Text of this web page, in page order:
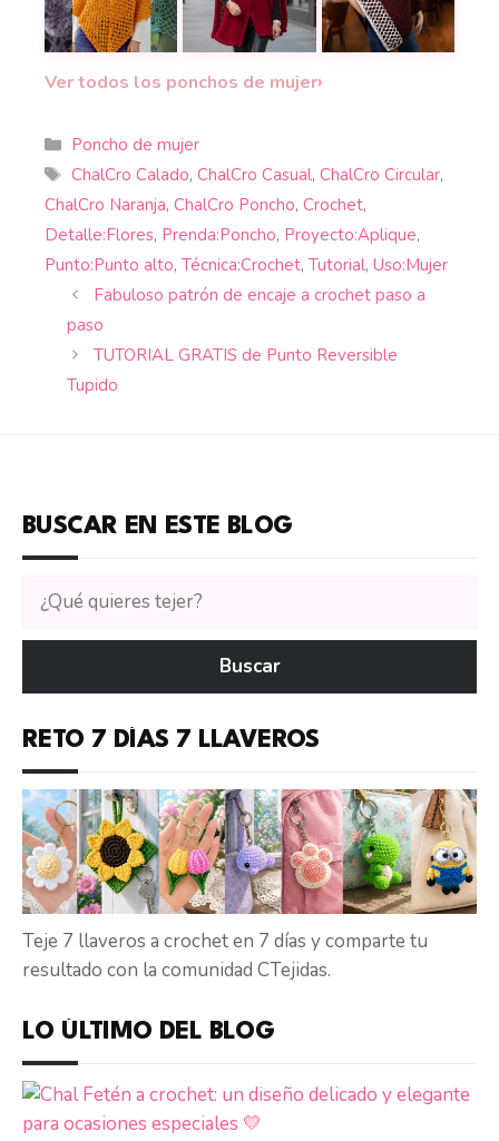
¿Cuándo vestir ponchos? 12 tutoriales de
Este poncho caperuza combina
Poncho marroquí
Ver todos los ponchos de mujer›
Categorías
Poncho de mujer
Etiquetas
ChalCro Calado, ChalCro Casual, ChalCro Circular,
ChalCro Naranja, ChalCro Poncho, Crochet,
Detalle:Flores, Prenda:Poncho, Proyecto:Aplique,
Punto:Punto alto, Técnica:Crochet, Tutorial, Uso:Mujer
Fabuloso patrón de encaje a crochet paso a
paso
TUTORIAL GRATIS de Punto Reversible
Tupido
BUSCAR EN ESTE BLOG
Buscar
tutoriales
en
Buscar
RETO 7 DÍAS 7 LLAVEROS
Teje 7 llaveros a crochet en 7 días y comparte tu
resultado con la comunidad CTejidas.
LO ÚLTIMO DEL BLOG